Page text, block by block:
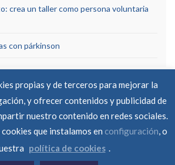
crea un taller como persona voluntaria
con párkinson
Política de privacidad
Política de cookies
propias y de terceros para mejorar la
y ofrecer contenidos y publicidad de
nuestro contenido en redes sociales.
que instalamos en configuración, o
política de cookies .